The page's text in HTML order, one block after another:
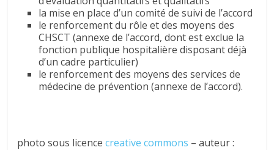
la mise en place d’un comité de suivi de l’accord
le renforcement du rôle et des moyens des
CHSCT (annexe de l’accord, dont est exclue la
fonction publique hospitalière disposant déjà
d’un cadre particulier)
le renforcement des moyens des services de
médecine de prévention (annexe de l’accord).
photo sous licencecreative commons – auteur :